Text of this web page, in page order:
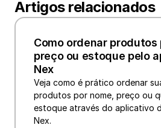
Artigos relacionados
Como ordenar produtos
preço ou estoque pelo
Nex
Veja como é prático ordenar
produtos por nome, preço ou
estoque através do aplicativo
Nex.